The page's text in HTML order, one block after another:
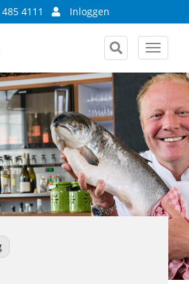
4111 Inloggen
Toggle